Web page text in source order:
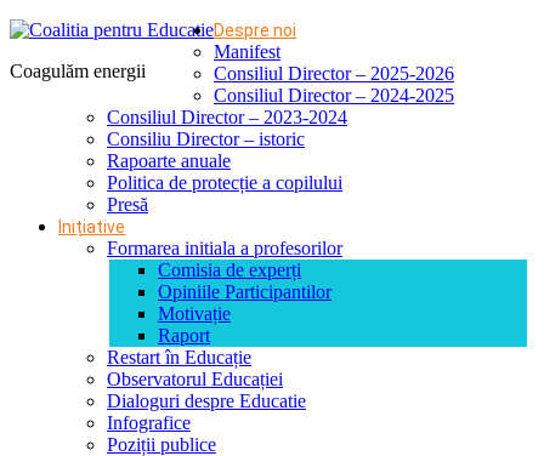
Coagulăm energii
Despre noi
Manifest
Consiliul Director – 2025-2026
Consiliul Director – 2024-2025
Consiliul Director – 2023-2024
Consiliu Director – istoric
Rapoarte anuale
Politica de protecție a copilului
Presă
Inițiative
Formarea initiala a profesorilor
Comisia de experți
Opiniile Participantilor
Motivație
Raport
Restart în Educație
Observatorul Educației
Dialoguri despre Educatie
Infografice
Poziții publice